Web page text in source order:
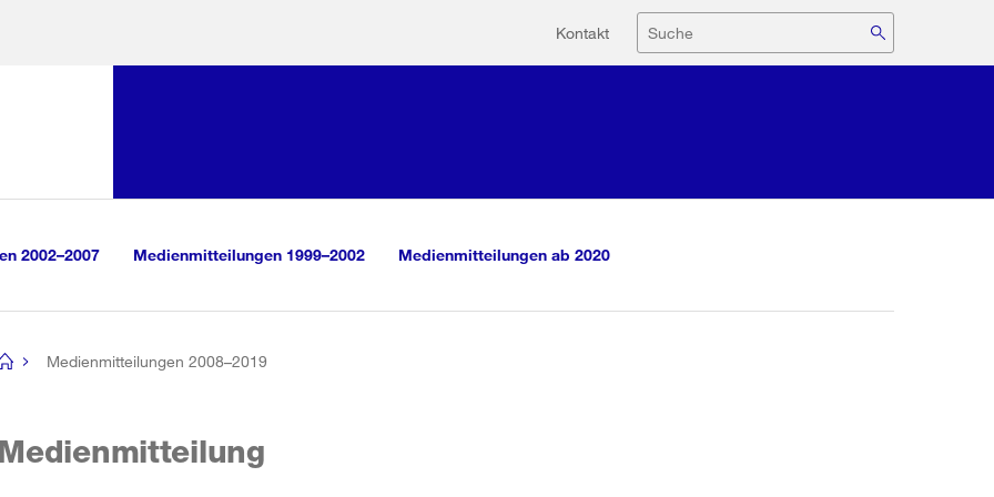
Hilfsnavigation
Kontakt Suche
2002–2007 Medienmitteilungen 1999–2002 Medienmitteilungen ab 2020
Medienmitteilungen 2008–2019